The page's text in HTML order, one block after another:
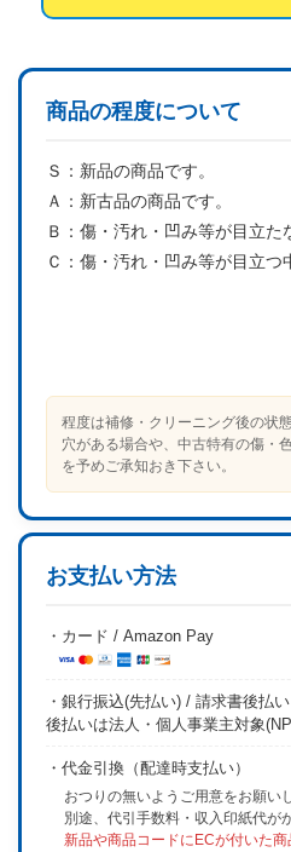
商品の程度について
Ｓ： 新品の商品です。
Ａ： 新古品の商品です。
Ｂ： 傷・汚れ・凹み等が目立た
Ｃ： 傷・汚れ・凹み等が目立つ
程度は補修・クリーニング後の状
穴がある場合や、中古特有の傷・
を予めご承知おき下さい。
お支払い方法
・カード / Amazon Pay
・銀行振込(先払い) / 請求書後払い
後払いは法人・個人事業主対象(NP
・代金引換（配達時支払い）
おつりの無いようご用意をお願い
別途、代引手数料・収入印紙代が
新品や商品コードにECが付いた商